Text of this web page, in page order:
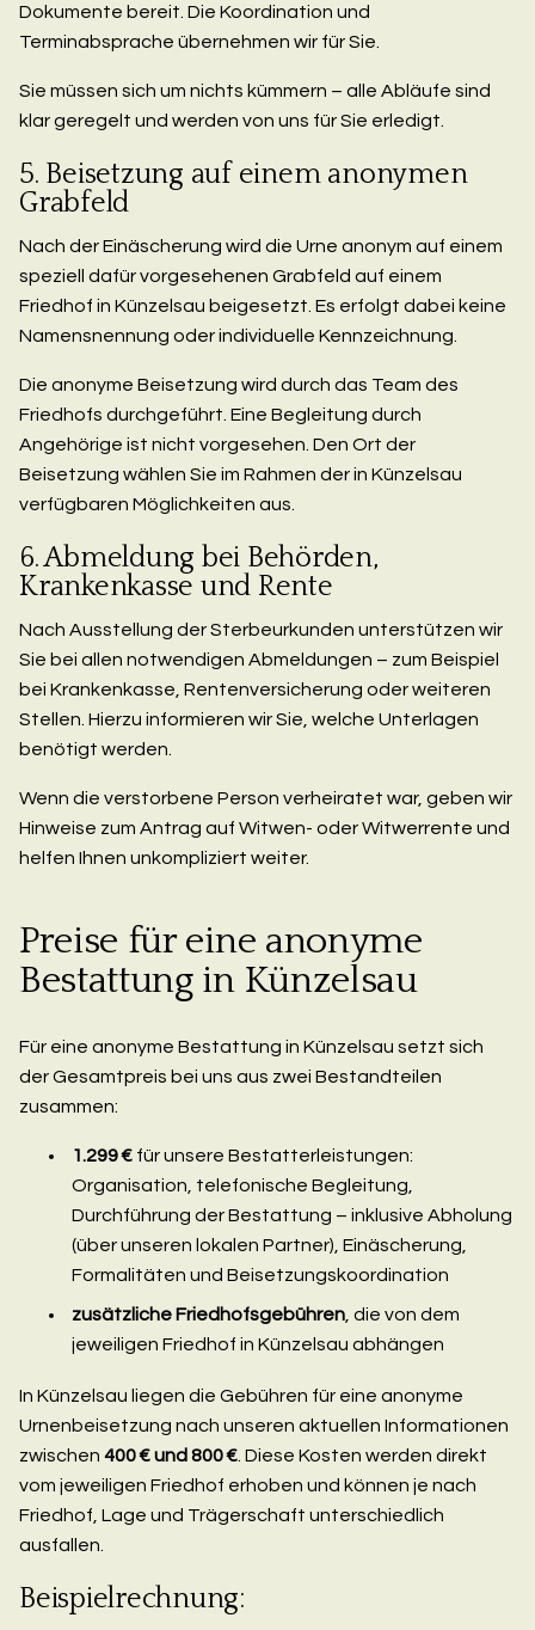
Dokumente bereit. Die Koordination und
Terminabsprache übernehmen wir für Sie.
Sie müssen sich um nichts kümmern – alle Abläufe sind
klar geregelt und werden von uns für Sie erledigt.
5. Beisetzung auf einem anonymen
Grabfeld
Nach der Einäscherung wird die Urne anonym auf einem
speziell dafür vorgesehenen Grabfeld auf einem
Friedhof in Künzelsau beigesetzt. Es erfolgt dabei keine
Namensnennung oder individuelle Kennzeichnung.
Die anonyme Beisetzung wird durch das Team des
Friedhofs durchgeführt. Eine Begleitung durch
Angehörige ist nicht vorgesehen. Den Ort der
Beisetzung wählen Sie im Rahmen der in Künzelsau
verfügbaren Möglichkeiten aus.
6. Abmeldung bei Behörden,
Krankenkasse und Rente
Nach Ausstellung der Sterbeurkunden unterstützen wir
Sie bei allen notwendigen Abmeldungen – zum Beispiel
bei Krankenkasse, Rentenversicherung oder weiteren
Stellen. Hierzu informieren wir Sie, welche Unterlagen
benötigt werden.
Wenn die verstorbene Person verheiratet war, geben wir
Hinweise zum Antrag auf Witwen- oder Witwerrente und
helfen Ihnen unkompliziert weiter.
Preise für eine anonyme
Bestattung in Künzelsau
Für eine anonyme Bestattung in Künzelsau setzt sich
der Gesamtpreis bei uns aus zwei Bestandteilen
zusammen:
1.299 € für unsere Bestatterleistungen:
Organisation, telefonische Begleitung,
Durchführung der Bestattung – inklusive Abholung
(über unseren lokalen Partner), Einäscherung,
Formalitäten und Beisetzungskoordination
zusätzliche Friedhofsgebühren , die von dem
jeweiligen Friedhof in Künzelsau abhängen
In Künzelsau liegen die Gebühren für eine anonyme
Urnenbeisetzung nach unseren aktuellen Informationen
zwischen 400 € und 800 € . Diese Kosten werden direkt
vom jeweiligen Friedhof erhoben und können je nach
Friedhof, Lage und Trägerschaft unterschiedlich
ausfallen.
Beispielrechnung: